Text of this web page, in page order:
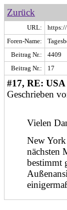
Zurück
URL:
Foren-Name:
Beitrag Nr.:
4409
Beitrag Nr.:
17
#17, RE:
Geschrieben
Vielen
New
nächsten
bestimmt